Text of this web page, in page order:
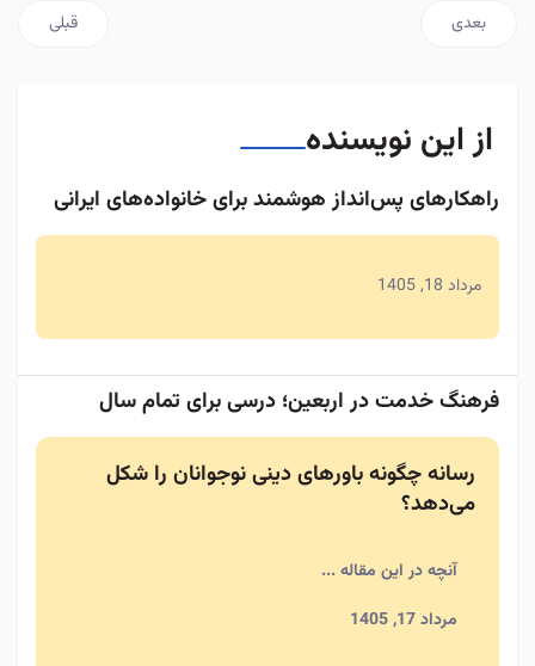
مطلب قبلی:
قبلی مطلب بعدی: سفرهای جهادی و اوقات فراغت جهادی
بعدی
از این نویسنده
راهکارهای پس‌انداز هوشمند برای خانواده‌های ایرانی
مرداد 18, 1405
فرهنگ خدمت در اربعین؛ درسی برای تمام سال
رسانه چگونه باورهای دینی نوجوانان را شکل
می‌دهد؟
آنچه در این مقاله ...
مرداد 17, 1405